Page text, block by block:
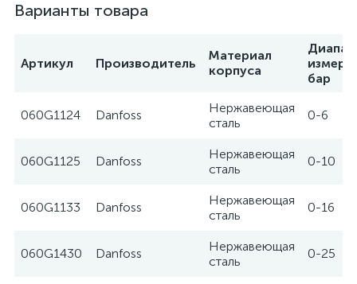
Варианты товара
Артикул Производитель
Материал
корпуса
бар
060G1124 Danfoss
Нержавеющая
сталь
0-6
060G1125 Danfoss
Нержавеющая
сталь
0-10
060G1133 Danfoss
Нержавеющая
сталь
0-16
060G1430 Danfoss
Нержавеющая
сталь
0-25